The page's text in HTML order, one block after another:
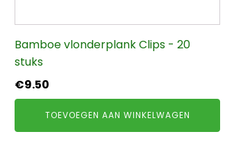
Bamboe vlonderplank Clips - 20
stuks
€9.50
TOEVOEGEN AAN WINKELWAGEN